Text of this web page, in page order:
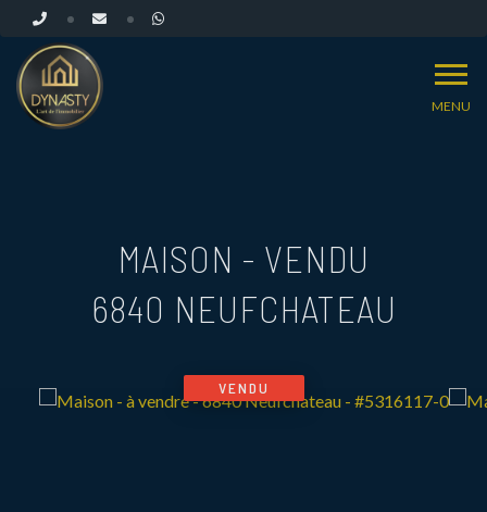
MENU
MAISON - VENDU
6840 NEUFCHATEAU
VENDU